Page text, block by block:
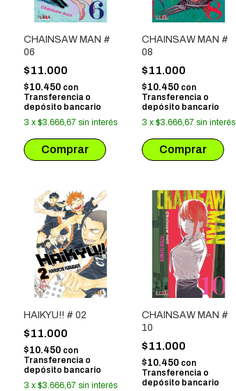
CHAINSAW MAN #
06
$11.000
$10.450 con
Transferencia o
depósito bancario
3 x $3.666,67 sin interés
CHAINSAW MAN #
08
$11.000
$10.450 con
Transferencia o
depósito bancario
3 x $3.666,67 sin interés
HAIKYU!! # 02
$11.000
$10.450 con
Transferencia o
depósito bancario
3 x $3.666,67 sin interés
CHAINSAW MAN #
10
$11.000
$10.450 con
Transferencia o
depósito bancario